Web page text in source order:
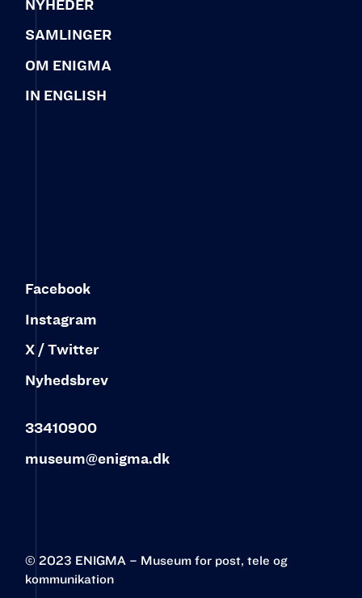
NYHEDER
SAMLINGER
OM ENIGMA
IN ENGLISH
Facebook
Instagram
X / Twitter
Nyhedsbrev
33410900
museum@enigma.dk
© 2023 ENIGMA – Museum for post, tele og
kommunikation‍